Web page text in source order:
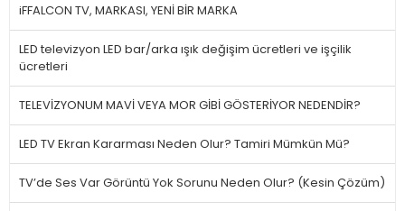
iFFALCON TV, MARKASI, YENİ BİR MARKA
LED televizyon LED bar/arka ışık değişim ücretleri ve işçilik
ücretleri
TELEVİZYONUM MAVİ VEYA MOR GİBİ GÖSTERİYOR NEDENDİR?
LED TV Ekran Kararması Neden Olur? Tamiri Mümkün Mü?
TV’de Ses Var Görüntü Yok Sorunu Neden Olur? (Kesin Çözüm)